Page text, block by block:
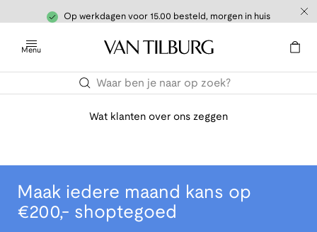
Op werkdagen voor 15.00 besteld, morgen in huis
Menu
Wat klanten over ons zeggen
Maak iedere maand kans op
€200,- shoptegoed